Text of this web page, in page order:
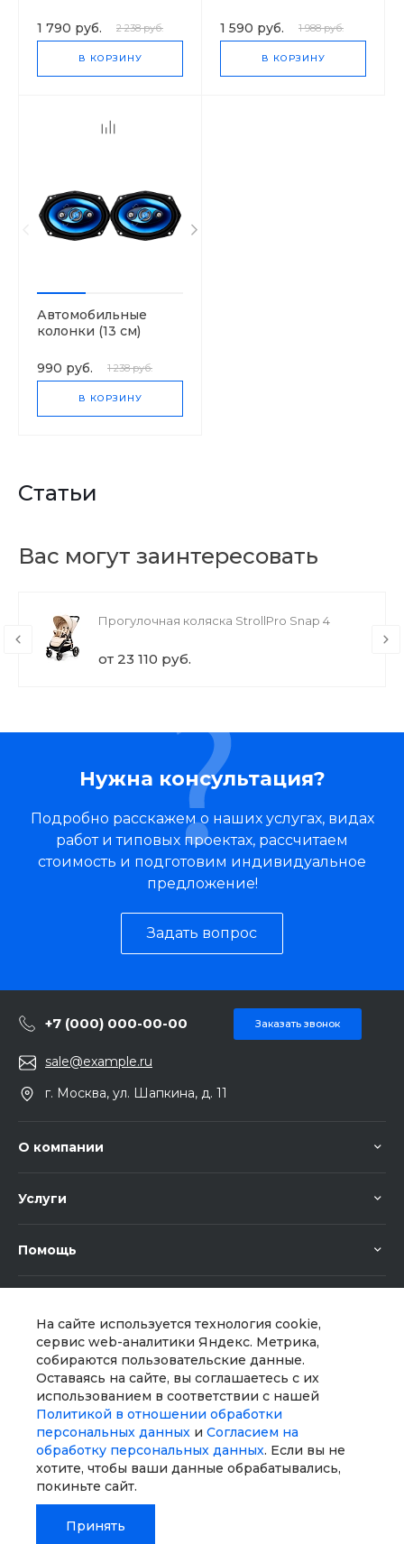
На сайте используется технология cookie,
сервис web-аналитики Яндекс. Метрика,
собираются пользовательские данные.
Оставаясь на сайте, вы соглашаетесь с их
использованием в соответствии с нашей
Политикой в отношении обработки
персональных данных и Согласием на
обработку персональных данных. Если вы не
хотите, чтобы ваши данные обрабатывались,
покиньте сайт.
Принять
R1350S
1 790 руб. 2 238 руб.
В КОРЗИНУ
R6951S
1 590 руб. 1 988 руб.
В КОРЗИНУ
Автомобильные
колонки (13 см)
990 руб.
1 238 руб.
В КОРЗИНУ
Статьи
Вас могут заинтересовать
Прогулочная коляска StrollPro Snap 4
от 23 110 руб.
Нужна консультация?
Подробно расскажем о наших услугах, видах
работ и типовых проектах, рассчитаем
стоимость и подготовим индивидуальное
предложение!
Задать вопрос
+7 (000) 000-00-00 Заказать звонок
sale@example.ru
г. Москва, ул. Шапкина, д. 11
О компании
Услуги
Помощь
Мы в соц. сетях